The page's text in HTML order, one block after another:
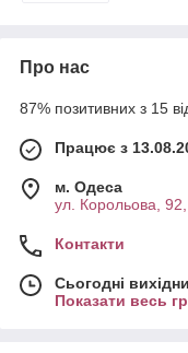
Про нас
87% позитивних з 15
Працює з
м. Одеса
ул. Корольова,
Контакти
Сьогодні
Показати весь